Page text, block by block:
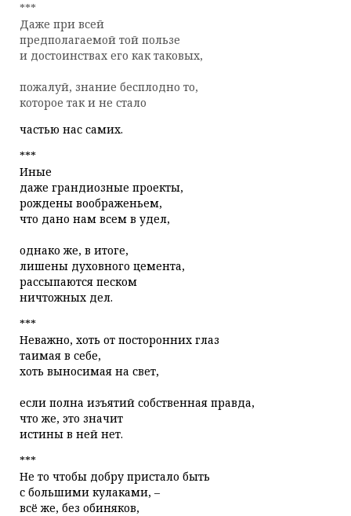
***
Даже при всей
предполагаемой той пользе
и достоинствах его как таковых,
пожалуй, знание бесплодно то,
которое так и не стало
частью нас самих.
***
Иные
даже грандиозные проекты,
рождены воображеньем,
что дано нам всем в удел,
однако же, в итоге,
лишены духовного цемента,
рассыпаются песком
ничтожных дел.
***
Неважно, хоть от посторонних глаз
таимая в себе,
хоть выносимая на свет,
если полна изъятий собственная правда,
что же, это значит
истины в ней нет.
***
Не то чтобы добру пристало быть
с большими кулаками, –
всё же, без обиняков,